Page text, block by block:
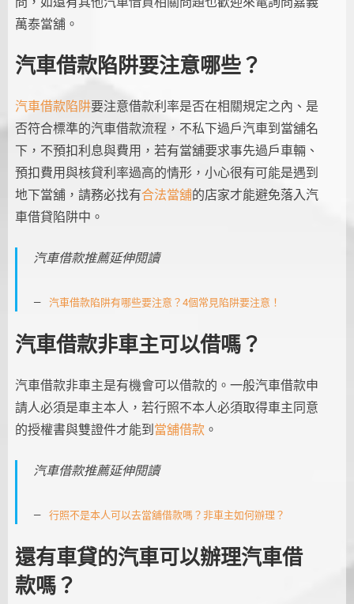
萬泰當舖。
汽車借款陷阱要注意哪些？
汽車借款陷阱要注意借款利率是否在相關規定之內、是
否符合標準的汽車借款流程，不私下過戶汽車到當舖名
下，不預扣利息與費用，若有當舖要求事先過戶車輛、
預扣費用與核貸利率過高的情形，小心很有可能是遇到
地下當舖，請務必找有合法當舖的店家才能避免落入汽
車借貸陷阱中。
汽車借款推薦延伸閱讀
汽車借款陷阱有哪些要注意？4個常見陷阱要注意！
汽車借款非車主可以借嗎？
汽車借款非車主是有機會可以借款的。一般汽車借款申
請人必須是車主本人，若行照不本人必須取得車主同意
的授權書與雙證件才能到 當舖借款 。
汽車借款推薦延伸閱讀
行照不是本人可以去當舖借款嗎？非車主如何辦理？
還有車貸的汽車可以辦理汽車借
款嗎？